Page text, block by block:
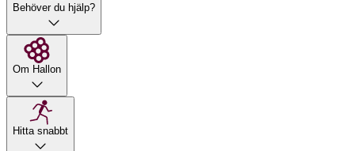
Behöver du hjälp?
Om Hallon
Hitta snabbt